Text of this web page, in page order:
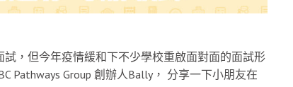
，但今年疫情緩和下不少學校重啟面對面的面試形
Pathways Group 創辦人Bally， 分享一下小朋友在